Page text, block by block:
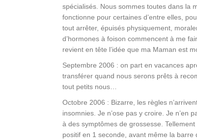
spécialisés. Nous sommes toutes dans la
fonctionne pour certaines d’entre elles,
tout arrêter, épuisés physiquement,
d’hormones à foison commencent à me
revient en tête l’idée que ma Maman est
Septembre 2006 : on part en vacances
transférer quand nous serons prêts à
tout petits nous…
Octobre 2006 : Bizarre, les règles
insomnies. Je n’ose pas y croire. Je n’en
à des symptômes de grossesse.
positif en 1 seconde, avant même la barre